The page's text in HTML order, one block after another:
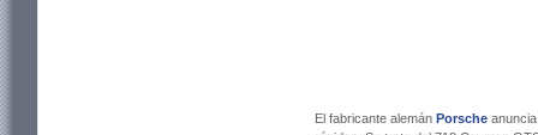
El fabricante alemán Porsche